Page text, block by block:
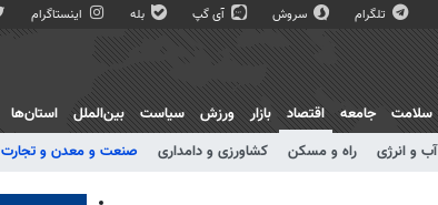
تلگرام سروش آی گپ بله اینستاگرام
سلامت جامعه
اقتصاد
آب و انرژی راه و مسکن کشاورزی و دامداری صنعت و معدن و تجارت
بازار ورزش سیاست بین‌الملل استان‌ها